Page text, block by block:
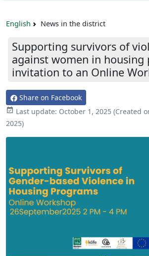
English News in the district
Supporting survivors of
against women in housing
invitation to an Online
Share on Facebook
 Last update: October 1, 2025 (Created
2025)